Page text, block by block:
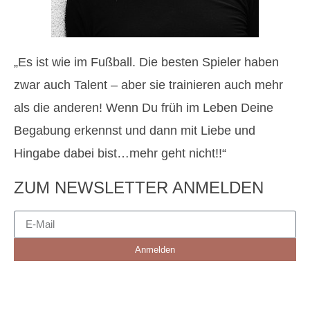
„Es ist wie im Fußball. Die besten Spieler haben
zwar auch Talent – aber sie trainieren auch mehr
als die anderen! Wenn Du früh im Leben Deine
Begabung erkennst und dann mit Liebe und
Hingabe dabei bist…mehr geht nicht!!“
ZUM NEWSLETTER ANMELDEN
Anmelden